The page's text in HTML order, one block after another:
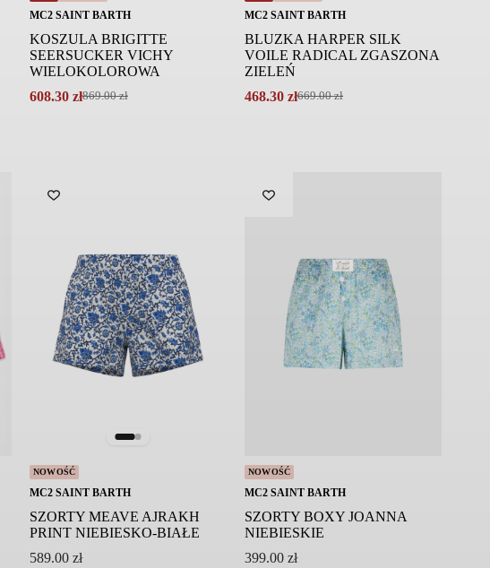
MC2 SAINT BARTH
KOSZULA BRIGITTE
SEERSUCKER VICHY
WIELOKOLOROWA
869.00zł
Pierwotna
608.30 zł
Aktualna
MC2 SAINT BARTH
BLUZKA HARPER SILK
VOILE RADICAL ZGASZONA
ZIELEŃ
669.00zł
Pierwotna
468.30zł
Aktualna
NOWOŚĆ
MC2 SAINT BARTH
SZORTY MEAVE AJRAKH
PRINT NIEBIESKO-BIAŁE
589.00 zł
NOWOŚĆ
MC2 SAINT BARTH
SZORTY BOXY JOANNA
NIEBIESKIE
399.00zł